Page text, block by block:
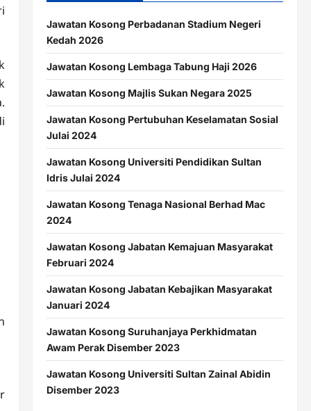
Jawatan Kosong Perbadanan Stadium Negeri
Kedah 2026
Jawatan Kosong Lembaga Tabung Haji 2026
Jawatan Kosong Majlis Sukan Negara 2025
Jawatan Kosong Pertubuhan Keselamatan Sosial
Julai 2024
Jawatan Kosong Universiti Pendidikan Sultan
Idris Julai 2024
Jawatan Kosong Tenaga Nasional Berhad Mac
2024
Jawatan Kosong Jabatan Kemajuan Masyarakat
Februari 2024
Jawatan Kosong Jabatan Kebajikan Masyarakat
Januari 2024
Jawatan Kosong Suruhanjaya Perkhidmatan
Awam Perak Disember 2023
Jawatan Kosong Universiti Sultan Zainal Abidin
Disember 2023